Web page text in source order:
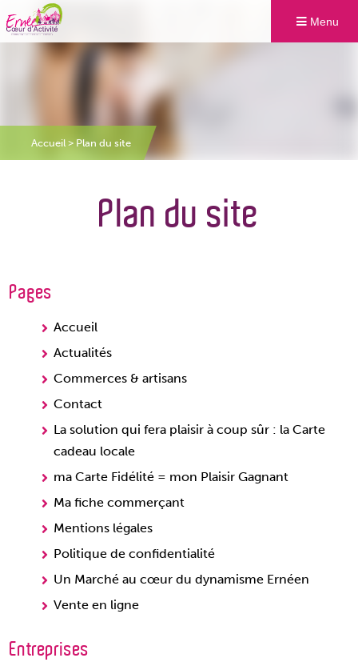
Menu
Accueil> Plan du site
Plan du site
Pages
Accueil
Actualités
Commerces & artisans
Contact
La solution qui fera plaisir à coup sûr : la Carte
cadeau locale
ma Carte Fidélité = mon Plaisir Gagnant
Ma fiche commerçant
Mentions légales
Politique de confidentialité
Un Marché au cœur du dynamisme Ernéen
Vente en ligne
Entreprises